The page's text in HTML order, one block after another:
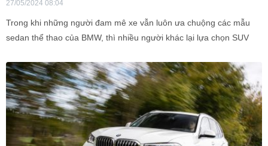
27/05/2024 08:04
Trong khi những người đam mê xe vẫn luôn ưa chuộng các mẫu
sedan thể thao của BMW, thì nhiều người khác lại lựa chọn SUV
lựa chọn này không chỉ mang lại sự thoải mái và không gian rộng
rãi, mà còn đáp ứng tốt các nhu cầu di chuyển đa dạng của cả gia
đình.